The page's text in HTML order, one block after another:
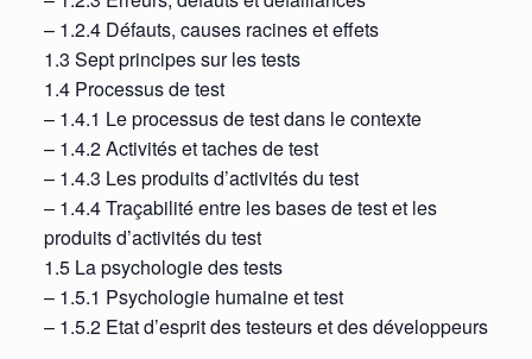
– 1.2.4 Défauts, causes racines et effets
1.3 Sept principes sur les tests
1.4 Processus de test
– 1.4.1 Le processus de test dans le contexte
– 1.4.2 Activités et taches de test
– 1.4.3 Les produits d’activités du test
– 1.4.4 Traçabilité entre les bases de test et les
produits d’activités du test
1.5 La psychologie des tests
– 1.5.1 Psychologie humaine et test
– 1.5.2 Etat d’esprit des testeurs et des développeurs